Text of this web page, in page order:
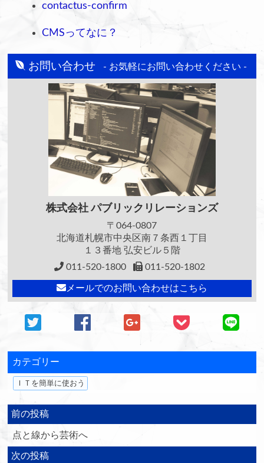
contactus-confirm
CMSってなに？
お問い合わせ - お気軽にお問い合わせください -
株式会社パブリックリレーションズ
〒064-0807
北海道札幌市中央区南７条西１丁目
１３番地 弘安ビル５階
011-520-1800
011-520-1802
メールでのお問い合わせはこちら
カテゴリー
ＩＴを簡単に使おう
前の投稿
点と線から芸術へ
次の投稿